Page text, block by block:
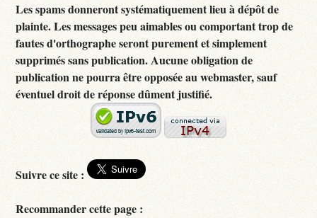
Les spams donneront systématiquement lieu à dépôt de
plainte. Les messages peu aimables ou comportant trop de
fautes d'orthographe seront purement et simplement
supprimés sans publication. Aucune obligation de
publication ne pourra être opposée au webmaster, sauf
éventuel droit de réponse dûment justifié.
Suivre ce site :
Recommander cette page :